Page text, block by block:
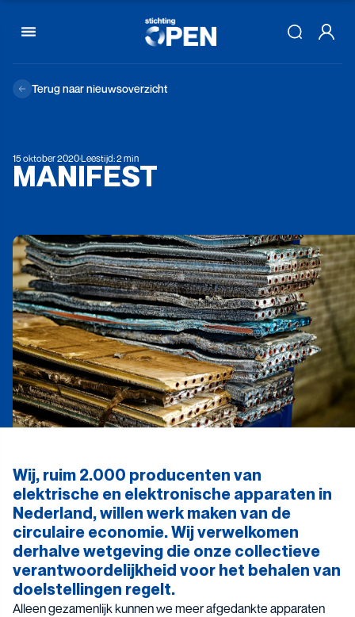
Terug naar nieuwsoverzicht
15 oktober 2020·Leestijd: 2 min
MANIFEST
Wij, ruim 2.000 producenten van
elektrische en elektronische apparaten in
Nederland, willen werk maken van de
circulaire economie. Wij verwelkomen
derhalve wetgeving die onze collectieve
verantwoordelijkheid voor het behalen van
doelstellingen regelt.
Alleen gezamenlijk kunnen we meer afgedankte apparaten